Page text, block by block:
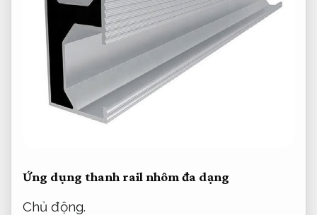
Ứng dụng thanh rail nhôm đa dạng
Chủ động.